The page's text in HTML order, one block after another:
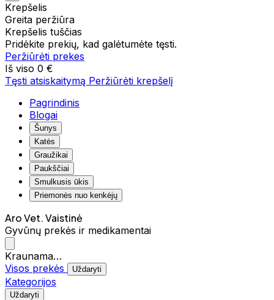
Krepšelis
Greita peržiūra
Krepšelis tuščias
Pridėkite prekių, kad galėtumėte tęsti.
Peržiūrėti prekes
Iš viso 0 €
Tęsti atsiskaitymą Peržiūrėti krepšelį
Pagrindinis
Blogai
Šunys
Katės
Graužikai
Paukščiai
Smulkusis ūkis
Priemonės nuo kenkėjų
Aro Vet. Vaistinė
Gyvūnų prekės ir medikamentai
Kraunama…
Visos prekės
Uždaryti
Kategorijos
Uždaryti